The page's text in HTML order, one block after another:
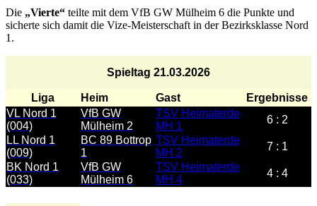
Die „Vierte“ teilte mit dem VfB GW Mülheim 6 die Punkte und
sicherte sich damit die Vize-Meisterschaft in der Bezirksklasse Nord
1.
Spieltag 21.03.2026
Liga Heim Gast
Ergebnisse
VL Nord 1
(004)
VfB GW
Mülheim 2
TSV Heimaterde
MH 1
6 : 2
LL Nord 1
(009)
BC 89 Bottrop
1
TSV Heimaterde
MH 2
7 : 1
BK Nord 1
(033)
VfB GW
Mülheim 6
TSV Heimaterde
MH 4
4 : 4